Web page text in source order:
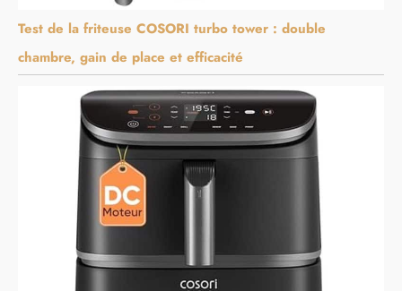
Test de la friteuse COSORI turbo tower : double
chambre, gain de place et efficacité